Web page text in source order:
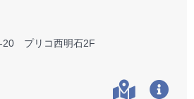
20 プリコ西明石2F